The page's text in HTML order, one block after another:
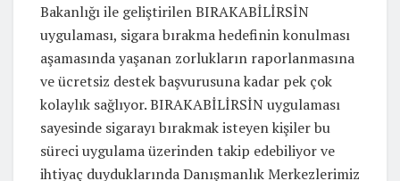
Bakanlığı ile geliştirilen BIRAKABİLİRSİN
uygulaması, sigara bırakma hedefinin konulması
aşamasında yaşanan zorlukların raporlanmasına
ve ücretsiz destek başvurusuna kadar pek çok
kolaylık sağlıyor. BIRAKABİLİRSİN uygulaması
sayesinde sigarayı bırakmak isteyen kişiler bu
süreci uygulama üzerinden takip edebiliyor ve
ihtiyaç duyduklarında Danışmanlık Merkezlerimiz